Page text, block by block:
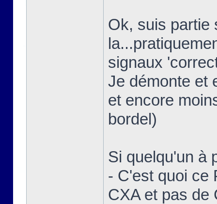
Ok, suis partie
signaux
Je démonte et
et encore
bordel)
Si quelqu'un à
- C'est quoi ce
CXA et pas de